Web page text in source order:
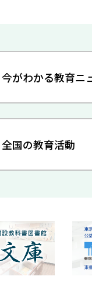
今がわかる教育ニ
全国の教育活動